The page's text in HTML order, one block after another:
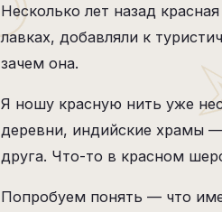
Несколько лет назад
лавках, добавляли к
зачем она.
Я ношу красную нить уже
деревни, индийские храмы
друга. Что-то в красном
Попробуем понять — что